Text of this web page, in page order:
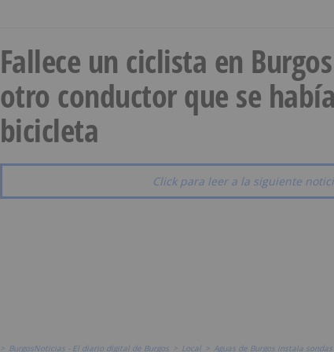
Fallece un ciclista en
otro conductor que se
bicicleta
Click para leer a la siguiente
> BurgosNoticias - El diario digital de Burgos > Local > Aguas de Burgos instala